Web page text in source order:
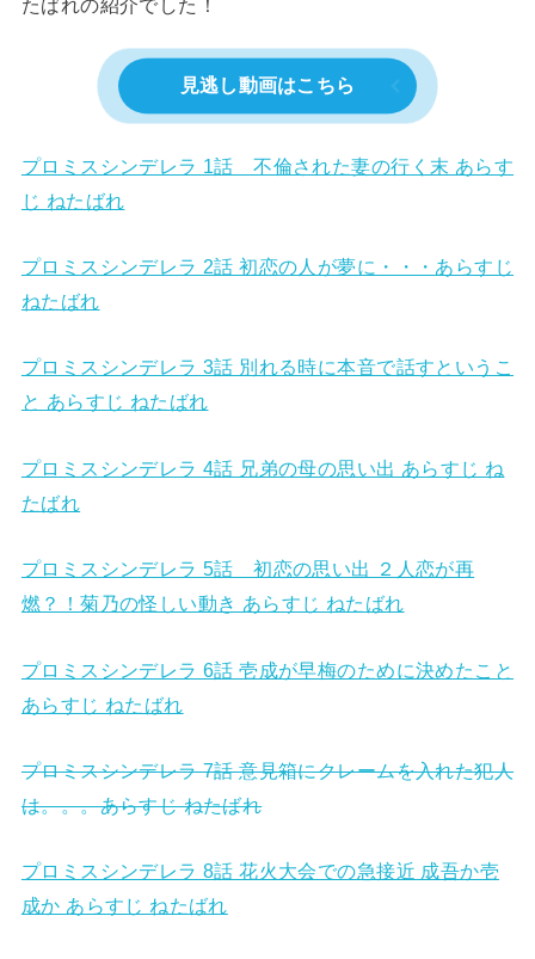
たばれの紹介でした！
見逃し動画はこちら
プロミスシンデレラ 1話 不倫された妻の行く末 あらす
じ ねたばれ
プロミスシンデレラ 2話 初恋の人が夢に・・・あらすじ
ねたばれ
プロミスシンデレラ 3話 別れる時に本音で話すというこ
と あらすじ ねたばれ
プロミスシンデレラ 4話 兄弟の母の思い出 あらすじ ね
たばれ
プロミスシンデレラ 5話 初恋の思い出 ２人恋が再
燃？！菊乃の怪しい動き あらすじ ねたばれ
プロミスシンデレラ 6話 壱成が早梅のために決めたこと
あらすじ ねたばれ
プロミスシンデレラ 7話 意見箱にクレームを入れた犯人
は。。。あらすじ ねたばれ
プロミスシンデレラ 8話 花火大会での急接近 成吾か壱
成か あらすじ ねたばれ